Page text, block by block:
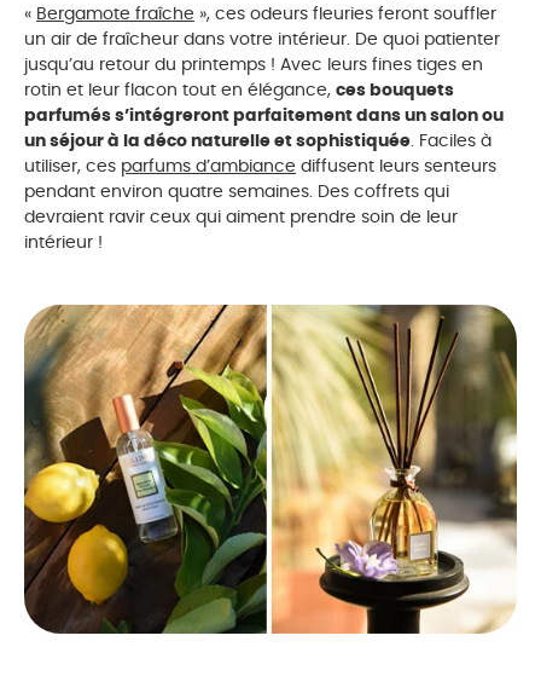
« Bergamote fraîche », ces odeurs fleuries feront souffler
un air de fraîcheur dans votre intérieur. De quoi patienter
jusqu’au retour du printemps ! Avec leurs fines tiges en
rotin et leur flacon tout en élégance, ces bouquets
parfumés s’intégreront parfaitement dans un salon ou
un séjour à la déco naturelle et sophistiquée. Faciles à
utiliser, ces parfums d’ambiance diffusent leurs senteurs
pendant environ quatre semaines. Des coffrets qui
devraient ravir ceux qui aiment prendre soin de leur
intérieur !